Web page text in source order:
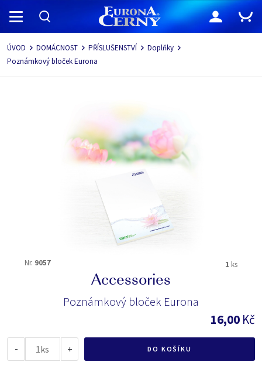
Navigace
ÚVOD DOMÁCNOST PŘÍSLUŠENSTVÍ
Doplňky
Poznámkový bloček Eurona
Nr. 9057 1 ks
Accessories
Poznámkový bloček Eurona
16,00 Kč
- ks + DO KOŠÍKU